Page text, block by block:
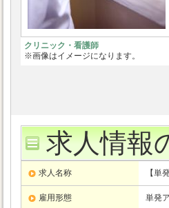
クリニック・看護師
※画像はイメージになります。
求人情報
求人名称 【単
雇用形態 単発